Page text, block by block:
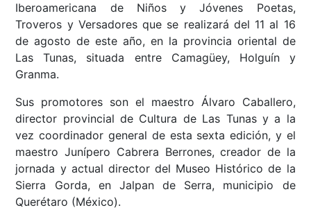
Iberoamericana de Niños y Jóvenes Poetas,
Troveros y Versadores que se realizará del 11 al 16
de agosto de este año, en la provincia oriental de
Las Tunas, situada entre Camagüey, Holguín y
Granma.
Sus promotores son el maestro Álvaro Caballero,
director provincial de Cultura de Las Tunas y a la
vez coordinador general de esta sexta edición, y el
maestro Junípero Cabrera Berrones, creador de la
jornada y actual director del Museo Histórico de la
Sierra Gorda, en Jalpan de Serra, municipio de
Querétaro (México).